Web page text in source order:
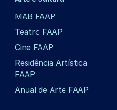
MAB FAAP
Teatro FAAP
Cine FAAP
Residência Artística
FAAP
Anual de Arte FAAP